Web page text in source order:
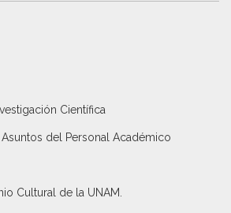
Científica
del Personal Académico
Cultural de la UNAM.